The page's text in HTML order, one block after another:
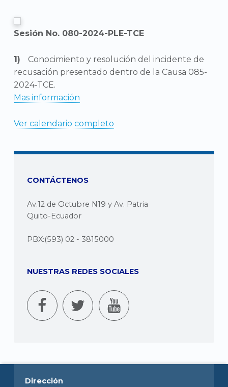
Sesión No. 080-2024-PLE-TCE
Conocimiento y resolución del incidente de
recusación presentado dentro de la Causa 085-
2024-TCE.
Mas información
Ver calendario completo
CONTÁCTENOS
Av.12 de Octubre N19 y Av. Patria
Quito-Ecuador
PBX:(593) 02 - 3815000
NUESTRAS REDES SOCIALES
Dirección